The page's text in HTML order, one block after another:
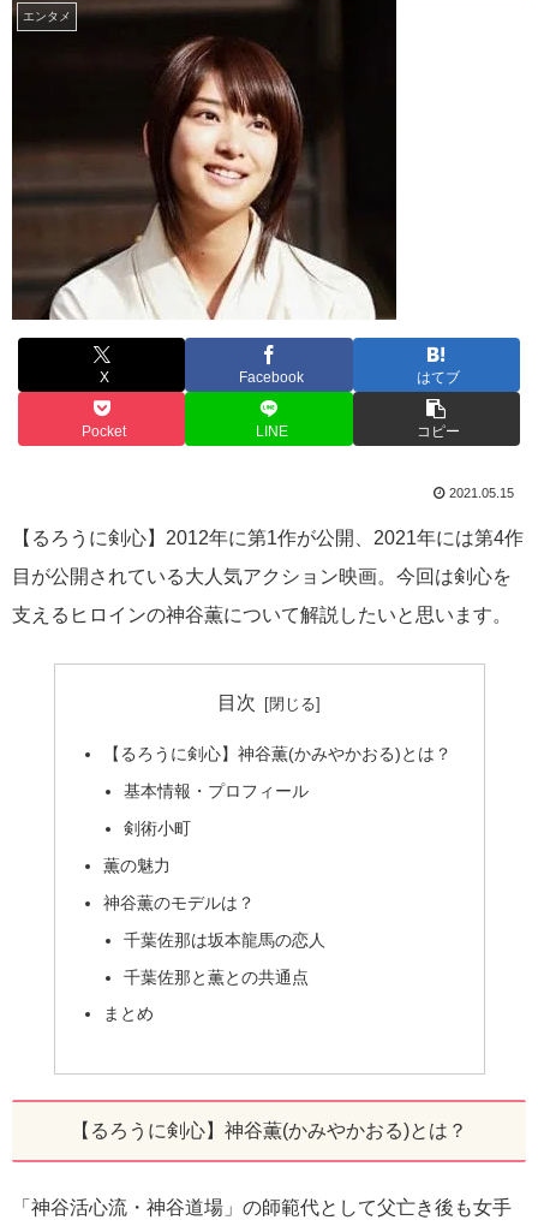
エンタメ
X Facebook はてブ
Pocket LINE コピー
2021.05.15
【るろうに剣心】2012年に第1作が公開、2021年には第4作
目が公開されている大人気アクション映画。今回は剣心を
支えるヒロインの神谷薫について解説したいと思います。
目次
【るろうに剣心】神谷薫(かみやかおる)とは？
基本情報・プロフィール
剣術小町
薫の魅力
神谷薫のモデルは？
千葉佐那は坂本龍馬の恋人
千葉佐那と薫との共通点
まとめ
【るろうに剣心】神谷薫(かみやかおる)とは？
「神谷活心流・神谷道場」の師範代として父亡き後も女手